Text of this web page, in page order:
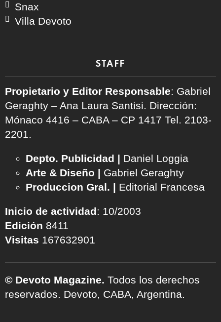
Snax
Villa Devoto
STAFF
Propietario y Editor Responsable: Gabriel
Geraghty – Ana Laura Santisi. Dirección:
Mónaco 4416 – CABA – CP 1417 Tel. 2103-
2201.
Depto. Publicidad | Daniel Loggia
Arte & Diseño | Gabriel Geraghty
Produccion Gral. | Editorial Francesa
Inicio de actividad: 10/2003
Edición 8411
Visitas 167632901
© Devoto Magazine. Todos los derechos
reservados. Devoto, CABA, Argentina.